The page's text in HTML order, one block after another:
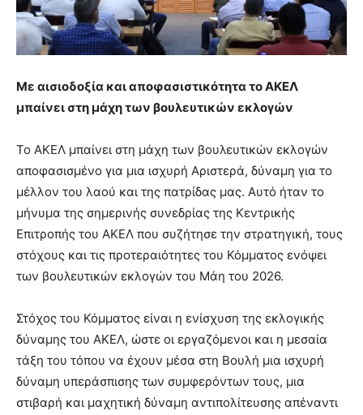
Με αισιοδοξία και αποφασιστικότητα το ΑΚΕΛ
μπαίνει στη μάχη των βουλευτικών εκλογών
Το ΑΚΕΛ μπαίνει στη μάχη των βουλευτικών εκλογών
αποφασισμένο για μια ισχυρή Αριστερά, δύναμη για το
μέλλον του λαού και της πατρίδας μας. Αυτό ήταν το
μήνυμα της σημερινής συνεδρίας της Κεντρικής
Επιτροπής του ΑΚΕΛ που συζήτησε την στρατηγική, τους
στόχους και τις προτεραιότητες του Κόμματος ενόψει
των βουλευτικών εκλογών του Μάη του 2026.
Στόχος του Κόμματος είναι η ενίσχυση της εκλογικής
δύναμης του ΑΚΕΛ, ώστε οι εργαζόμενοι και η μεσαία
τάξη του τόπου να έχουν μέσα στη Βουλή μια ισχυρή
δύναμη υπεράσπισης των συμφερόντων τους, μια
στιβαρή και μαχητική δύναμη αντιπολίτευσης απέναντι